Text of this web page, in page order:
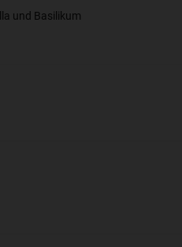
und Basilikum